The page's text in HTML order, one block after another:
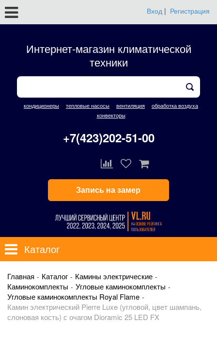
Вход | Регистрация
Интернет-магазин климатической
техники
кондиционеры тепловые насосы вентиляция
обработка воздуха
конвекторы
+7(423)202-51-00
Запись на замер
Каталог
Главная Каталог
Камины электрические
Каминокомплекты
Угловые каминокомплекты
Угловые каминокомплекты Royal Flame
Камин электрический Pierre Luxe (угловой, цвет шампань,
слоновая кость) с очагом Dioramic 25 LED FX